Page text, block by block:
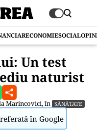
ECONOMIESOCIAL
Un test
naturist
Marincovici, în SĂNĂTATE
în Google